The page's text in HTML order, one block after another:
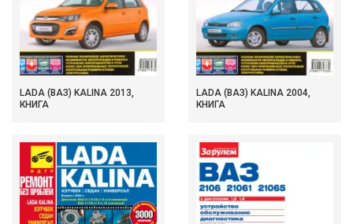
LADA (ВАЗ) KALINA 2013,
КНИГА
LADA (ВАЗ) KALINA 2004,
КНИГА